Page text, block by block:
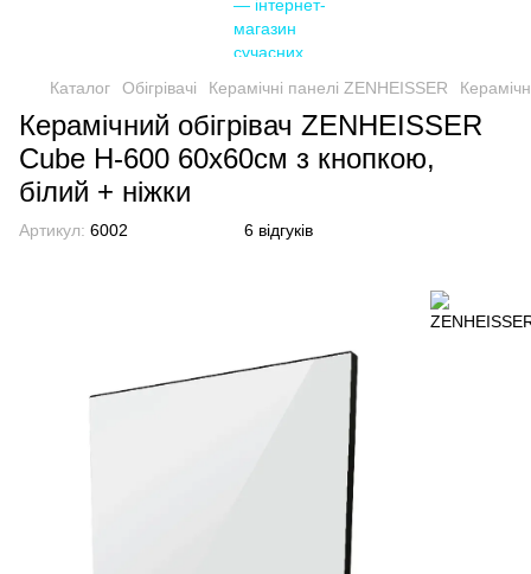
Каталог Обігрівачі Керамічні панелі ZENHEISSER
Керамічний обігрівач ZENHEISSER
Cube H-600 60х60см з кнопкою,
білий + ніжки
Артикул: 6002 6 відгуків